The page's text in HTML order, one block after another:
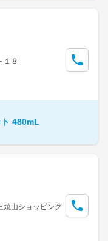
１８
480mL
焼山ショッピング